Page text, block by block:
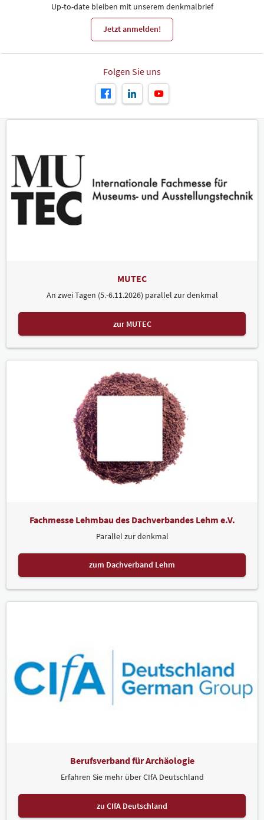
Up-to-date bleiben mit unserem denkmalbrief
Jetzt anmelden!
Folgen Sie uns
MUTEC
An zwei Tagen (5.-6.11.2026) parallel zur denkmal
zur MUTEC
Fachmesse Lehmbau des Dachverbandes Lehm e.V.
Parallel zur denkmal
zum Dachverband Lehm
Berufsverband für Archäologie
Erfahren Sie mehr über CIfA Deutschland
zu CIfA Deutschland